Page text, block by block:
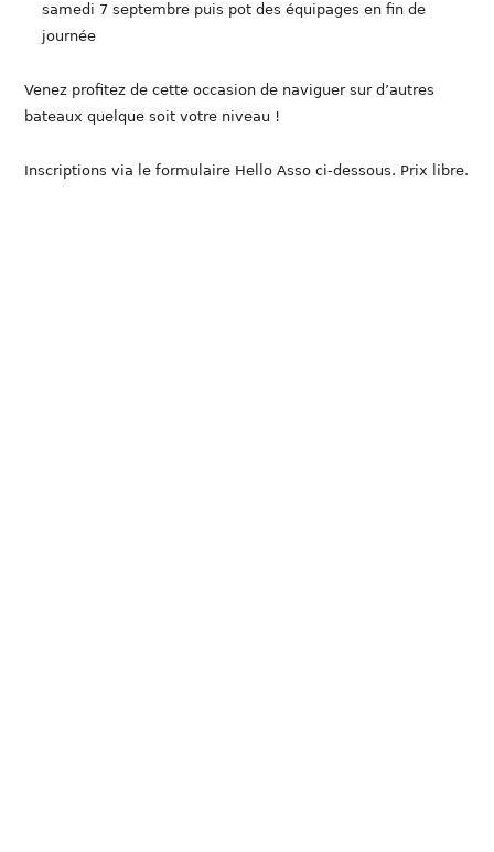
samedi 7 septembre puis pot des équipages en fin de
journée
Venez profitez de cette occasion de naviguer sur d’autres
bateaux quelque soit votre niveau !
Inscriptions via le formulaire Hello Asso ci-dessous. Prix libre.